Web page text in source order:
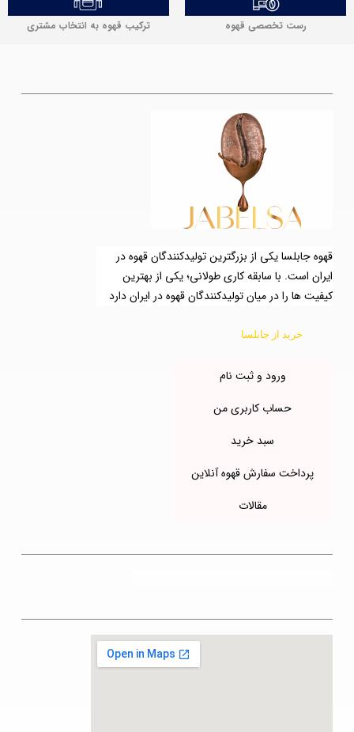
رست تخصصی قهوه ترکیب قهوه به انتخاب مشتری
قهوه جابلسا یکی از بزرگترین تولیدکنندگان قهوه در
ایران است. با سابقه کاری طولانی؛ یکی از بهترین
کیفیت ها را در میان تولیدکنندگان قهوه در ایران دارد
خرید از جابلسا
ورود و ثبت نام
حساب کاربری من
سبد خرید
پرداخت سفارش قهوه آنلاین
مقالات